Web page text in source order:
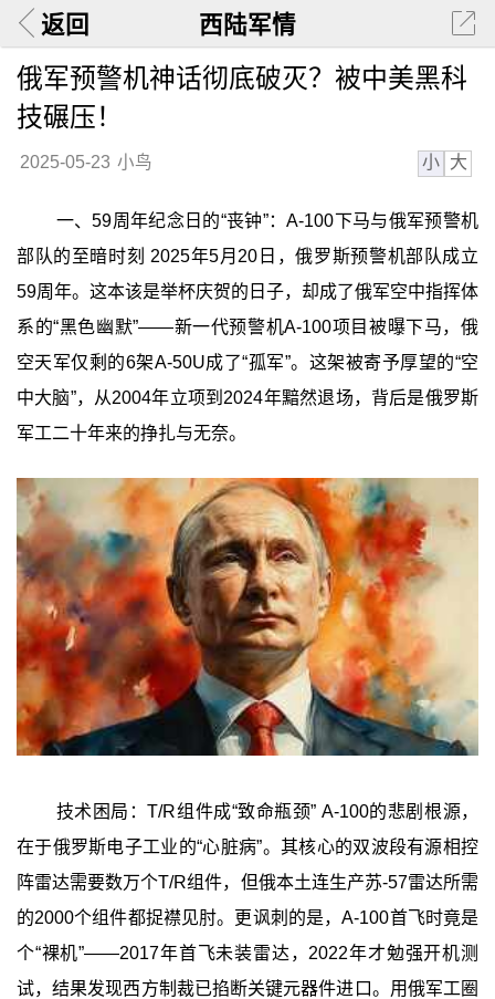
返回 西陆军情
俄军预警机神话彻底破灭？被中美黑科
技碾压！
2025-05-23 小鸟 小 大
一、59周年纪念日的“丧钟”：A-100下马与俄军预警机
部队的至暗时刻 2025年5月20日，俄罗斯预警机部队成立
59周年。这本该是举杯庆贺的日子，却成了俄军空中指挥体
系的“黑色幽默”——新一代预警机A-100项目被曝下马，俄
空天军仅剩的6架A-50U成了“孤军”。这架被寄予厚望的“空
中大脑”，从2004年立项到2024年黯然退场，背后是俄罗斯
军工二十年来的挣扎与无奈。
技术困局：T/R组件成“致命瓶颈” A-100的悲剧根源，
在于俄罗斯电子工业的“心脏病”。其核心的双波段有源相控
阵雷达需要数万个T/R组件，但俄本土连生产苏-57雷达所需
的2000个组件都捉襟见肘。更讽刺的是，A-100首飞时竟是
个“裸机”——2017年首飞未装雷达，2022年才勉强开机测
试，结果发现西方制裁已掐断关键元器件进口。用俄军工圈